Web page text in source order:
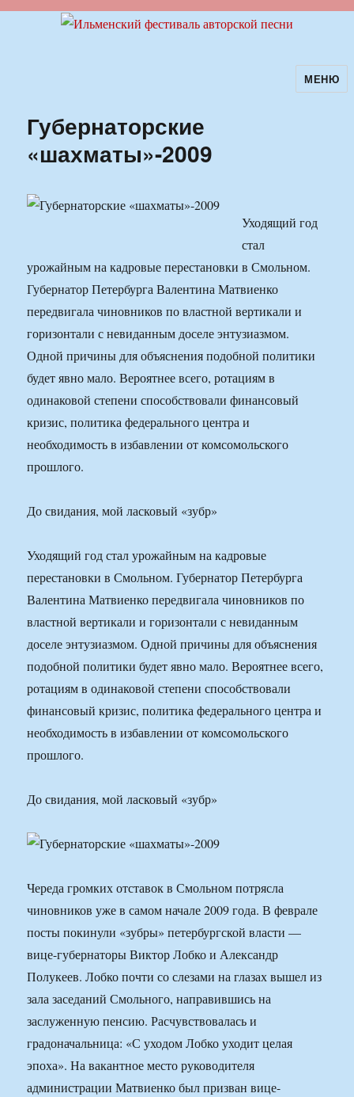
Ильменский фестиваль авторской
песни
МЕНЮ
Губернаторские
«шахматы»-2009
Уходящий год
стал
урожайным на кадровые перестановки в Смольном.
Губернатор Петербурга Валентина Матвиенко
передвигала чиновников по властной вертикали и
горизонтали с невиданным доселе энтузиазмом.
Одной причины для объяснения подобной политики
будет явно мало. Вероятнее всего, ротациям в
одинаковой степени способствовали финансовый
кризис, политика федерального центра и
необходимость в избавлении от комсомольского
прошлого.
До свидания, мой ласковый «зубр»
Уходящий год стал урожайным на кадровые
перестановки в Смольном. Губернатор Петербурга
Валентина Матвиенко передвигала чиновников по
властной вертикали и горизонтали с невиданным
доселе энтузиазмом. Одной причины для объяснения
подобной политики будет явно мало. Вероятнее всего,
ротациям в одинаковой степени способствовали
финансовый кризис, политика федерального центра и
необходимость в избавлении от комсомольского
прошлого.
До свидания, мой ласковый «зубр»
Череда громких отставок в Смольном потрясла
чиновников уже в самом начале 2009 года. В феврале
посты покинули «зубры» петербургской власти —
вице-губернаторы Виктор Лобко и Александр
Полукеев. Лобко почти со слезами на глазах вышел из
зала заседаний Смольного, направившись на
заслуженную пенсию. Расчувствовалась и
градоначальница: «С уходом Лобко уходит целая
эпоха». На вакантное место руководителя
администрации Матвиенко был призван вице-